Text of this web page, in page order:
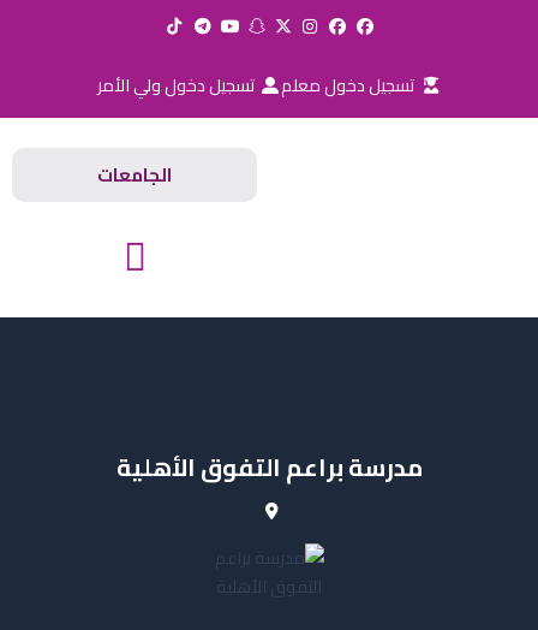
تسجيل دخول معلم تسجيل دخول ولي الأمر
الجامعات
مدرسة براعم التفوق الأهلية